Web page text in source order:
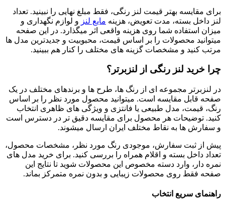
برای مقایسه بهتر قیمت لنز رنگی، فقط مبلغ نهایی را نبینید. تعداد
لنز داخل بسته، مدت تعویض، هزینه مایع لنز و لوازم نگهداری و
میزان استفاده شما روی هزینه واقعی اثر میگذارد. در این صفحه
میتوانید محصولات را بر اساس قیمت، محبوبیت و جدیدترین مدل ها
مرتب کنید و مشخصات گزینه های مختلف را کنار هم ببینید.
چرا خرید لنز رنگی از لنزبرتر؟
در لنزبرتر مجموعه ای از رنگ ها، طرح ها و برندهای مختلف در یک
صفحه قابل مقایسه است. میتوانید محصول مورد نظر را بر اساس
رنگ، قیمت، مدل طبیعی یا فانتزی و ویژگی های ظاهری انتخاب
کنید. توضیحات هر محصول برای مقایسه دقیق تر در دسترس است
و سفارش ها به نقاط مختلف ایران ارسال میشوند.
پیش از ثبت سفارش، موجودی رنگ مورد نظر، مشخصات محصول،
تعداد داخل بسته و اقلام همراه را بررسی کنید. برای خرید مدل های
نمره دار، وارد دسته مخصوص این محصولات شوید تا نتایج این
صفحه فقط روی محصولات زیبایی و بدون نمره متمرکز بماند.
راهنمای سریع انتخاب